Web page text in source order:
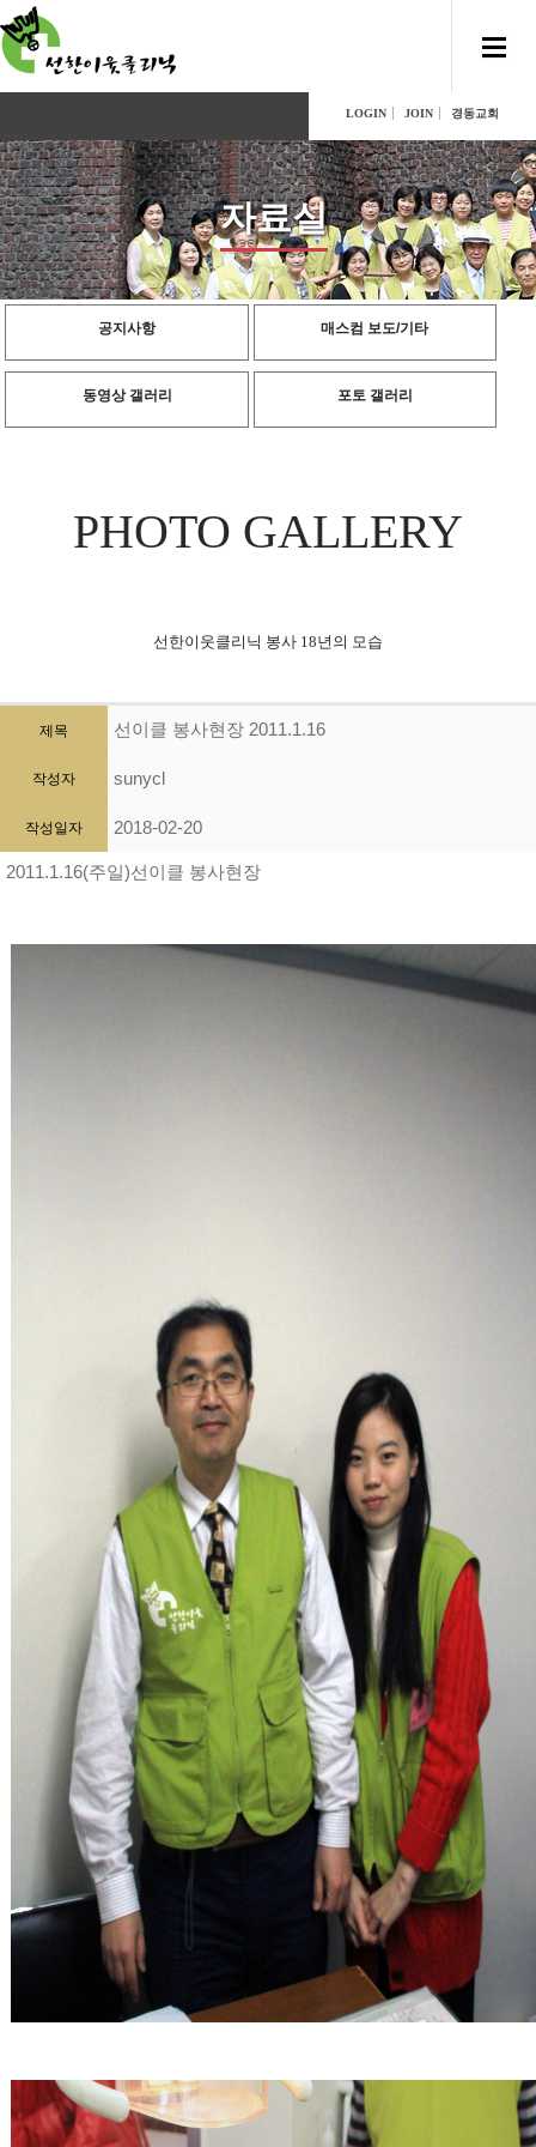
LOGIN JOIN 경동교회
자료실
공지사항 매스컴 보도/기타
동영상 갤러리 포토 갤러리
PHOTO GALLERY
선한이웃클리닉 봉사 18년의 모습
제목 선이클 봉사현장 2011.1.16
작성자 sunycl
작성일자 2018-02-20
2011.1.16(주일)선이클 봉사현장